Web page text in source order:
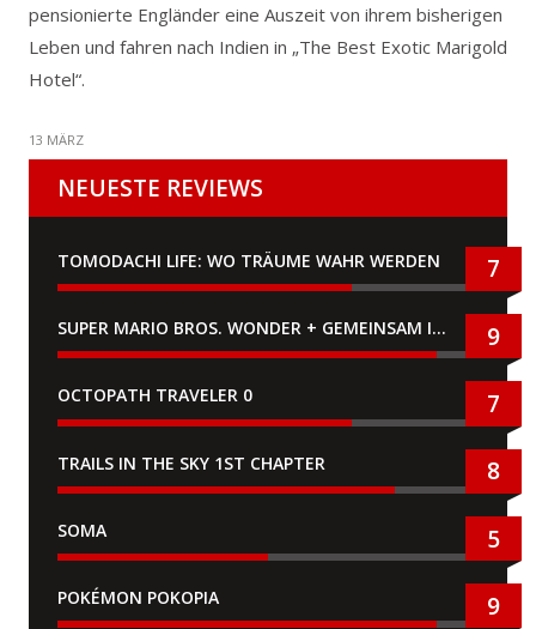
pensionierte Engländer eine Auszeit von ihrem bisherigen
Leben und fahren nach Indien in „The Best Exotic Marigold
Hotel“.
13 MÄRZ
NEUESTE REVIEWS
TOMODACHI LIFE: WO TRÄUME WAHR WERDEN 7
SUPER MARIO BROS. WONDER + GEMEINSAM IM BELLABEL-PARK 9
OCTOPATH TRAVELER 0 7
TRAILS IN THE SKY 1ST CHAPTER 8
SOMA 5
POKÉMON POKOPIA 9